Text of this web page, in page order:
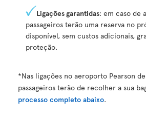
Ligações garantidas: em caso de
passageiros terão uma reserva no
disponível, sem custos adicionais,
proteção.
*Nas ligações no aeroporto Pearson
passageiros terão de recolher a sua
processo completo abaixo.